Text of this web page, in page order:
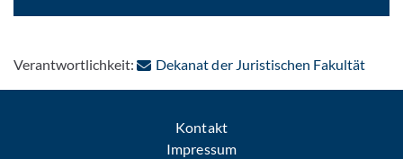
Verantwortlichkeit: Dekanat der Juristischen Fakultät: Per
Kontakt
Impressum